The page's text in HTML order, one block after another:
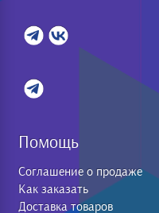
Помощь
Соглашение о продаже
Как заказать
Доставка товаров